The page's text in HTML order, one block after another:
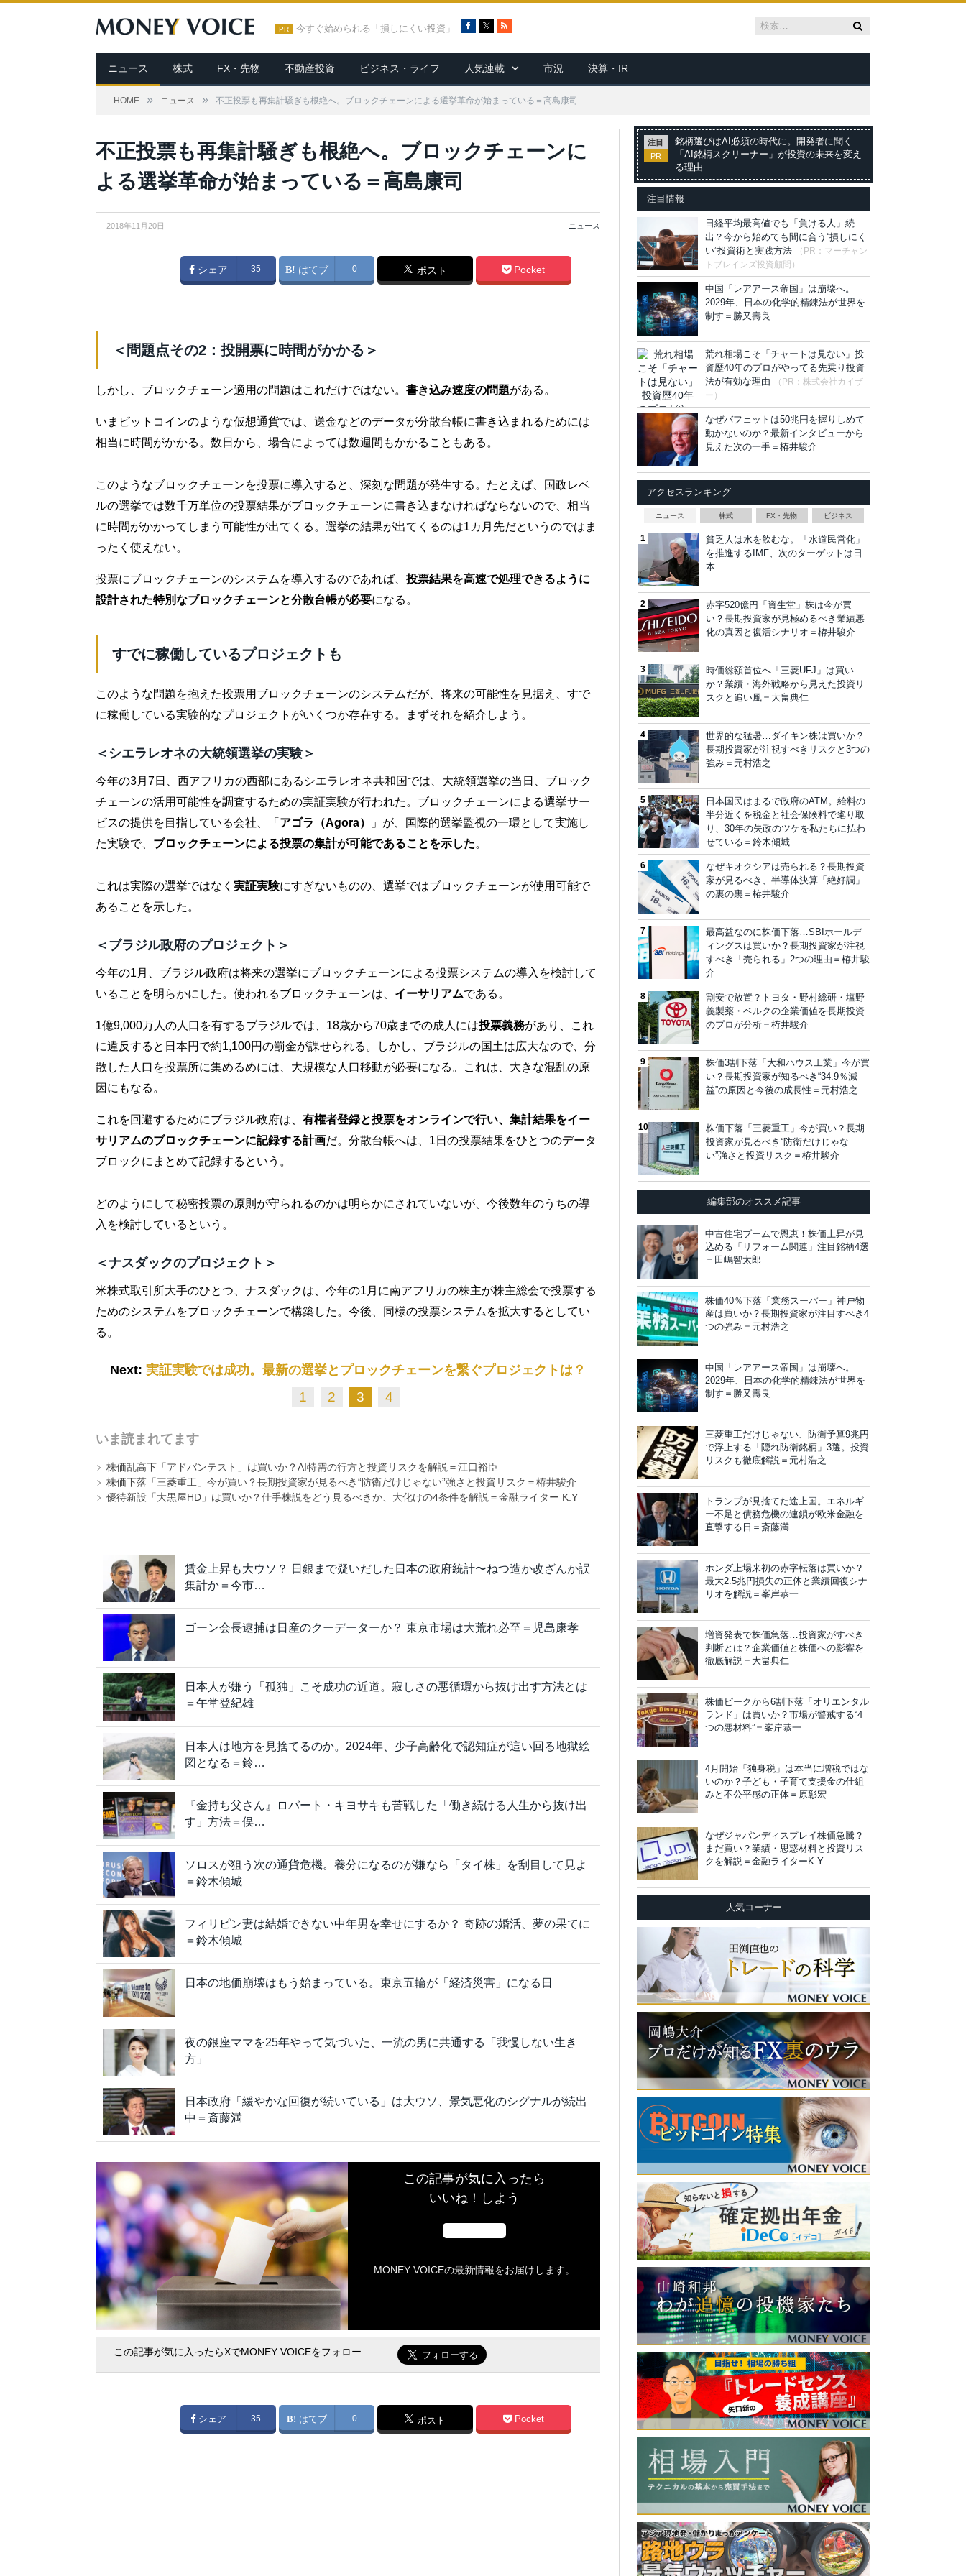
PR 今すぐ始められる「損しにくい投資」
c
e
b
o
R
S
ニュース 株式 FX・先物 不動産投資 ビジネス・ライフ 人気連載 市況 決算・IR
HOME » ニュース » 不正投票も再集計騒ぎも根絶へ。ブロックチェーンによる選挙革命が始まっている＝高島康司
不正投票も再集計騒ぎも根絶へ。ブロックチェーンに
よる選挙革命が始まっている＝高島康司
2018年11月20日 ニュース
シェア 35 はてブ 0 ポスト Pocket
＜問題点その2：投開票に時間がかかる＞
しかし、ブロックチェーン適用の問題はこれだけではない。 書き込み速度の問題がある。
いまビットコインのような仮想通貨では、送金などのデータが分散台帳に書き込まれるためには
相当に時間がかかる。数日から、場合によっては数週間もかかることもある。
このようなブロックチェーンを投票に導入すると、深刻な問題が発生する。たとえば、国政レベ
ルの選挙では数千万単位の投票結果がブロックチェーンに書き込まなければならないので、相当
に時間がかかってしまう可能性が出てくる。選挙の結果が出てくるのは1カ月先だというのではま
ったく使えない。
投票にブロックチェーンのシステムを導入するのであれば、投票結果を高速で処理できるように
設計された特別なブロックチェーンと分散台帳が必要になる。
すでに稼働しているプロジェクトも
このような問題を抱えた投票用ブロックチェーンのシステムだが、将来の可能性を見据え、すで
に稼働している実験的なプロジェクトがいくつか存在する。まずそれを紹介しよう。
＜シエラレオネの大統領選挙の実験＞
今年の3月7日、西アフリカの西部にあるシエラレオネ共和国では、大統領選挙の当日、ブロック
チェーンの活用可能性を調査するための実証実験が行われた。ブロックチェーンによる選挙サー
ビスの提供を目指している会社、「 アゴラ（Agora）
」が、国際的選挙監視の一環として実施し
た実験で、 ブロックチェーンによる投票の集計が可能であることを示した。
これは実際の選挙ではなく 実証実験にすぎないものの、選挙ではブロックチェーンが使用可能で
あることを示した。
＜ブラジル政府のプロジェクト＞
今年の1月、ブラジル政府は将来の選挙にブロックチェーンによる投票システムの導入を検討して
いることを明らかにした。使われるブロックチェーンは、 イーサリアムである。
1億9,000万人の人口を有するブラジルでは、18歳から70歳までの成人には投票義務があり、これ
に違反すると日本円で約1,100円の罰金が課せられる。しかし、ブラジルの国土は広大なので、分
散した人口を投票所に集めるめには、大規模な人口移動が必要になる。これは、大きな混乱の原
因にもなる。
これを回避するためにブラジル政府は、 有権者登録と投票をオンラインで行い、集計結果をイー
サリアムのブロックチェーンに記録する計画だ。分散台帳へは、1日の投票結果をひとつのデータ
ブロックにまとめて記録するという。
どのようにして秘密投票の原則が守られるのかは明らかにされていないが、今後数年のうちの導
入を検討しているという。
＜ナスダックのプロジェクト＞
米株式取引所大手のひとつ、ナスダックは、今年の1月に南アフリカの株主が株主総会で投票する
ためのシステムをブロックチェーンで構築した。今後、同様の投票システムを拡大するとしてい
る。
Next: 実証実験では成功。最新の選挙とプロックチェーンを繋ぐプロジェクトは？
1 2 3 4
いま読まれてます
株価乱高下「アドバンテスト」は買いか？AI特需の行方と投資リスクを解説＝江口裕臣
株価下落「三菱重工」今が買い？長期投資家が見るべき“防衛だけじゃない”強さと投資リスク＝栫井駿介
優待新設「大黒屋HD」は買いか？仕手株説をどう見るべきか、大化けの4条件を解説＝金融ライター K.Y
賃金上昇も大ウソ？ 日銀まで疑いだした日本の政府統計〜ねつ造か改ざんか誤
集計か＝今市…
ゴーン会長逮捕は日産のクーデーターか？ 東京市場は大荒れ必至＝児島康孝
日本人が嫌う「孤独」こそ成功の近道。寂しさの悪循環から抜け出す方法とは
＝午堂登紀雄
日本人は地方を見捨てるのか。2024年、少子高齢化で認知症が這い回る地獄絵
図となる＝鈴…
『金持ち父さん』ロバート・キヨサキも苦戦した「働き続ける人生から抜け出
す」方法＝俣…
ソロスが狙う次の通貨危機。養分になるのが嫌なら「タイ株」を刮目して見よ
＝鈴木傾城
フィリピン妻は結婚できない中年男を幸せにするか？ 奇跡の婚活、夢の果てに
＝鈴木傾城
日本の地価崩壊はもう始まっている。東京五輪が「経済災害」になる日
夜の銀座ママを25年やって気づいた、一流の男に共通する「我慢しない生き
方」
日本政府「緩やかな回復が続いている」は大ウソ、景気悪化のシグナルが続出
中＝斎藤満
この記事が気に入ったら
いいね！しよう
MONEY VOICEの最新情報をお届けします。
この記事が気に入ったらXでMONEY VOICEをフォロー
シェア 35 はてブ 0 ポスト Pocket
注目
PR
銘柄選びはAI必須の時代に。開発者に聞く
「AI銘柄スクリーナー」が投資の未来を変え
る理由
注目情報
日経平均最高値でも「負ける人」続
出？今から始めても間に合う“損しにく
い”投資術と実践方法
（PR：マーチャン
トブレインズ投資顧問）
中国「レアアース帝国」は崩壊へ。
2029年、日本の化学的精錬法が世界を
制す＝勝又壽良
荒れ相場こそ「チャートは見ない」投
資歴40年のプロがやってる先乗り投資
法が有効な理由
（PR：株式会社カイザ
ー）
なぜバフェットは50兆円を握りしめて
動かないのか？最新インタビューから
見えた次の一手＝栫井駿介
アクセスランキング
ニュース 株式 FX・先物 ビジネス
貧乏人は水を飲むな。「水道民営化」
を推進するIMF、次のターゲットは日
本
赤字520億円「資生堂」株は今が買
い？長期投資家が見極めるべき業績悪
化の真因と復活シナリオ＝栫井駿介
時価総額首位へ「三菱UFJ」は買い
か？業績・海外戦略から見えた投資リ
スクと追い風＝大畠典仁
世界的な猛暑…ダイキン株は買いか？
長期投資家が注視すべきリスクと3つの
強み＝元村浩之
日本国民はまるで政府のATM。給料の
半分近くを税金と社会保険料で毟り取
り、30年の失政のツケを私たちに払わ
せている＝鈴木傾城
なぜキオクシアは売られる？長期投資
家が見るべき、半導体決算「絶好調」
の裏の裏＝栫井駿介
最高益なのに株価下落…SBIホールデ
ィングスは買いか？長期投資家が注視
すべき「売られる」2つの理由＝栫井駿
介
割安で放置？トヨタ・野村総研・塩野
義製薬・ベルクの企業価値を長期投資
のプロが分析＝栫井駿介
株価3割下落「大和ハウス工業」今が買
い？長期投資家が知るべき“34.9％減
益”の原因と今後の成長性＝元村浩之
株価下落「三菱重工」今が買い？長期
投資家が見るべき“防衛だけじゃな
い”強さと投資リスク＝栫井駿介
編集部のオススメ記事
中古住宅ブームで恩恵！株価上昇が見
込める「リフォーム関連」注目銘柄4選
＝田嶋智太郎
株価40％下落「業務スーパー」神戸物
産は買いか？長期投資家が注目すべき4
つの強み＝元村浩之
中国「レアアース帝国」は崩壊へ。
2029年、日本の化学的精錬法が世界を
制す＝勝又壽良
三菱重工だけじゃない、防衛予算9兆円
で浮上する「隠れ防衛銘柄」3選。投資
リスクも徹底解説＝元村浩之
トランプが見捨てた途上国。エネルギ
ー不足と債務危機の連鎖が欧米金融を
直撃する日＝斎藤満
ホンダ上場来初の赤字転落は買いか？
最大2.5兆円損失の正体と業績回復シナ
リオを解説＝峯岸恭一
増資発表で株価急落…投資家がすべき
判断とは？企業価値と株価への影響を
徹底解説＝大畠典仁
株価ピークから6割下落「オリエンタル
ランド」は買いか？市場が警戒する“4
つの悪材料”＝峯岸恭一
4月開始「独身税」は本当に増税ではな
いのか？子ども・子育て支援金の仕組
みと不公平感の正体＝原彰宏
なぜジャパンディスプレイ株価急騰？
まだ買い？業績・思惑材料と投資リス
クを解説＝金融ライターK.Y
人気コーナー